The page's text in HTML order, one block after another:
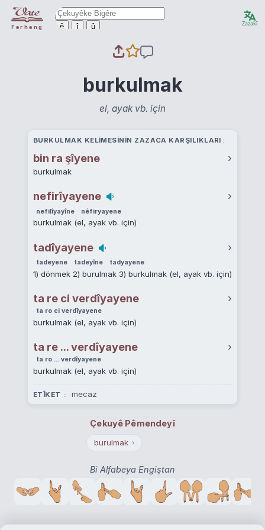
Ferheng ê î û Zazakî
burkulmak
el, ayak vb. için
BURKULMAK KELIMESININ ZAZACA KARŞILIKLARI
bin ra şîyene ›
burkulmak
nefirîyayene ›
nefilîyayîne nêfiryayene
burkulmak (el, ayak vb. için)
tadîyayene ›
tadeyene tadeyîne tadyayene
1) dönmek 2) burulmak 3) burkulmak (el, ayak vb. için)
ta re ci verdîyayene ›
ta ro ci verdîyayene
burkulmak (el, ayak vb. için)
ta re ... verdîyayene ›
ta ro ... verdîyayene
burkulmak (el, ayak vb. için)
ETÎKET mecaz
Çekuyê Pêmendeyî
burulmak ›
Bi Alfabeya Engiştan